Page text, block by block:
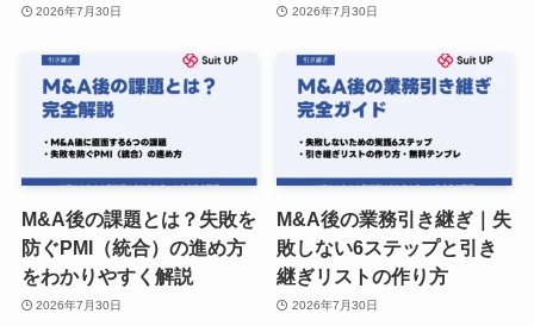
2026年7月30日 2026年7月30日
M&A後の課題とは？失敗を
防ぐPMI（統合）の進め方
をわかりやすく解説
2026年7月30日
M&A後の業務引き継ぎ｜失
敗しない6ステップと引き
継ぎリストの作り方
2026年7月30日